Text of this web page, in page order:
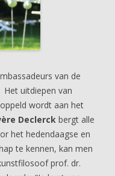
van de
Het uitdiepen van
wordt aan het
Declerck bergt alle
het hedendaagse en
te kennen, kan men
prof. dr.